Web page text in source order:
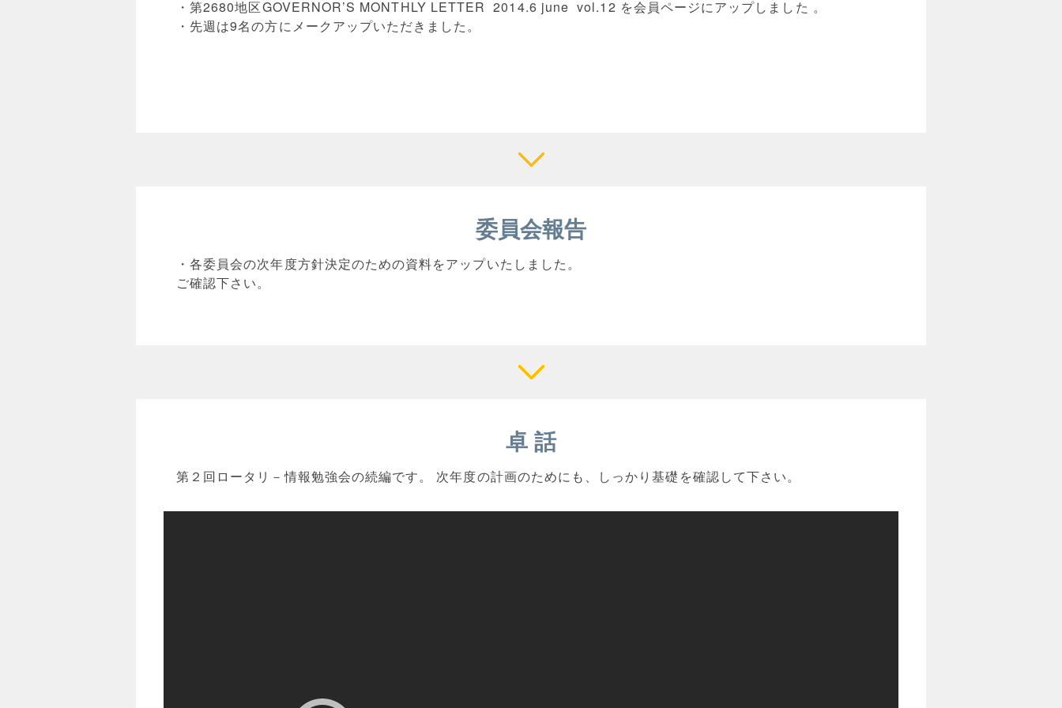
・第2680地区GOVERNOR’S MONTHLY LETTER 2014.6 june vol.12 を会員ページにアップしました 。
・先週は9名の方にメークアップいただきました。
委員会報告
・各委員会の次年度方針決定のための資料をアップいたしました。
ご確認下さい。
卓 話
第２回ロータリ－情報勉強会の続編です。 次年度の計画のためにも、しっかり基礎を確認して下さい。